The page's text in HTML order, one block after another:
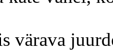
värava